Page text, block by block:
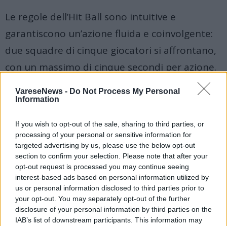
VareseNews - Do Not Process My Personal
Information
If you wish to opt-out of the sale, sharing to third parties, or
processing of your personal or sensitive information for
targeted advertising by us, please use the below opt-out
section to confirm your selection. Please note that after your
opt-out request is processed you may continue seeing
interest-based ads based on personal information utilized by
us or personal information disclosed to third parties prior to
your opt-out. You may separately opt-out of the further
disclosure of your personal information by third parties on the
IAB’s list of downstream participants. This information may
Le regole dell’Hit Ball sono intuitive e
garantiscono un’azione fluida e coinvolgente:
due squadre di cinque giocatori si affrontano,
con un massimo di cinque secondi per azione.
Non è permesso toccare la palla due volte
consecutivamente o trattenerla. E proprio a
atto un’ulteriore evoluzione che ne consolida
la presenza: sono partiti i lavori per la
realizzazione del primo palazzetto dedicato
interamente all’Hit Ball,un progetto che mira
anche alla riqualificazione del quartiere.
Quella che diventerà la nuova Hitball Arena